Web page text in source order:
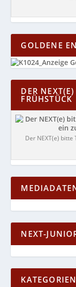
GOLDENE
DER
FRÜHSTÜCK
Der NEXT(e)
NEXT-
KATEGORIEN